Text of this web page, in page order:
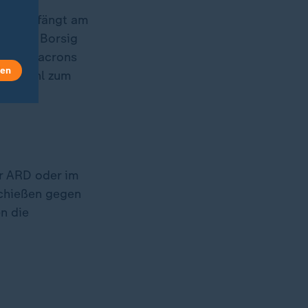
empfängt am
Villa Borsig
Macrons
Wahl zum
ARD oder im
gegen
die